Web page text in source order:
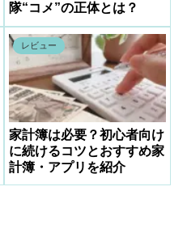
隊“コメ”の正体とは？
レビュー
家計簿は必要？初心者向け
に続けるコツとおすすめ家
計簿・アプリを紹介